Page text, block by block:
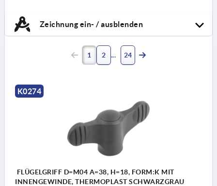
Zeichnung ein- / ausblenden
1 2 24
K0274
FLÜGELGRIFF D=M04 A=38, H=18, FORM:K MIT
INNENGEWINDE, THERMOPLAST SCHWARZGRAU